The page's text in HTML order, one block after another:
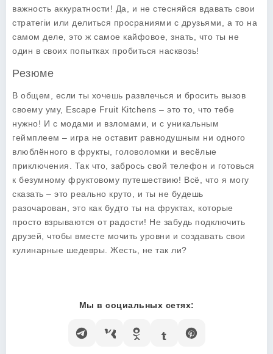
важность аккуратности! Да, и не стесняйся вдавать свои
стратегіи или делиться просраниями с друзьями, а то на
самом деле, это ж самое кайфовое, знать, что ты не
один в своих попытках пробиться насквозь!
Резюме
В общем, если ты хочешь развлечься и бросить вызов
своему уму, Escape Fruit Kitchens – это то, что тебе
нужно! И с модами и взломами, и с уникальным
геймплеем – игра не оставит равнодушным ни одного
влюблённого в фрукты, головоломки и весёлые
приключения. Так что, забрось свой телефон и готовься
к безумному фруктовому путешествию! Всё, что я могу
сказать – это реально круто, и ты не будешь
разочарован, это как будто ты на фруктах, которые
просто взрываются от радости! Не забудь подключить
друзей, чтобы вместе мочить уровни и создавать свои
кулинарные шедевры. Жесть, не так ли?
Мы в социальных сетях: